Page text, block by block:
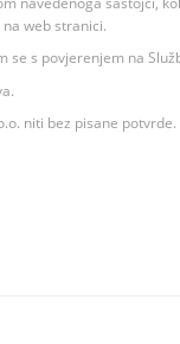
web stranici.
s povjerenjem na
niti bez pisane potvrde.